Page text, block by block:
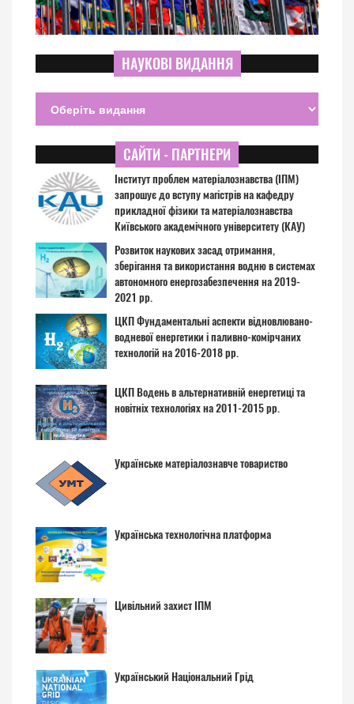
НАУКОВІ ВИДАННЯ
САЙТИ - ПАРТНЕРИ
Інститут проблем матеріалознавства (ІПМ)
запрошує до вступу магістрів на кафедру
прикладної фізики та матеріалознавства
Київського академічного університету (КАУ)
Розвиток наукових засад отримання,
зберігання та використання водню в системах
автономного енергозабезпечення на 2019-
2021 рр.
ЦКП Фундаментальні аспекти відновлювано-
водневої енергетики і паливно-комірчаних
технологій на 2016-2018 рр.
ЦКП Водень в альтернативній енергетиці та
новітніх технологіях на 2011-2015 рр.
Українське матеріалознавче товариство
Українська технологічна платформа
Цивільний захист ІПМ
Український Національний Грід